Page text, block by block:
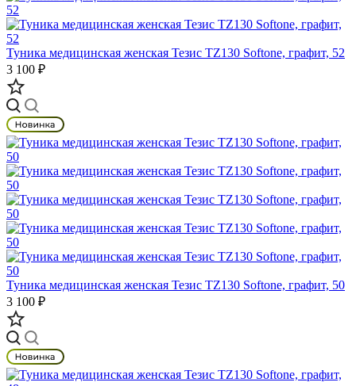
Туника медицинская женская Тезис TZ130 Softone, графит, 52
3 100 ₽
Туника медицинская женская Тезис TZ130 Softone, графит, 50
3 100 ₽